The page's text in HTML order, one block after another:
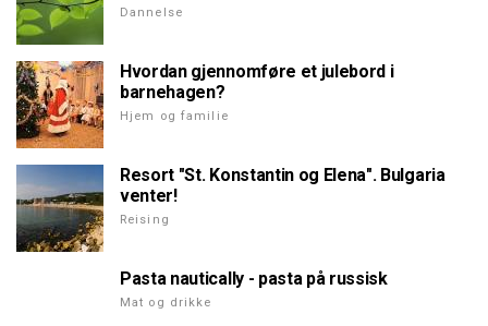
Dannelse
Hvordan gjennomføre et julebord i
barnehagen?
Hjem og familie
Resort "St. Konstantin og Elena". Bulgaria
venter!
Reising
Pasta nautically - pasta på russisk
Mat og drikke